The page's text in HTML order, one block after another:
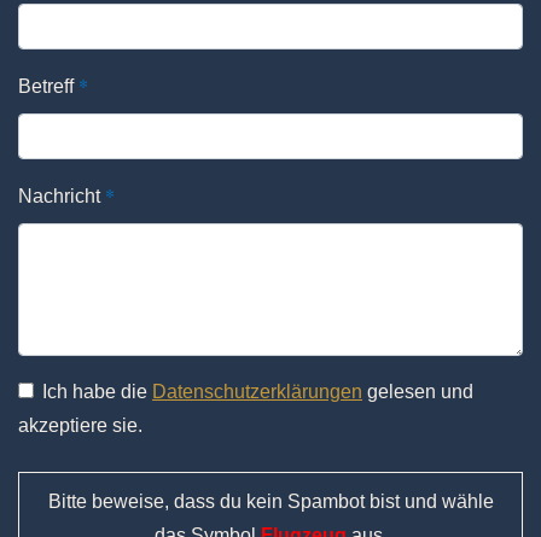
Betreff *
Nachricht *
Ich habe die Datenschutzerklärungen gelesen und
akzeptiere sie.
Bitte beweise, dass du kein Spambot bist und wähle